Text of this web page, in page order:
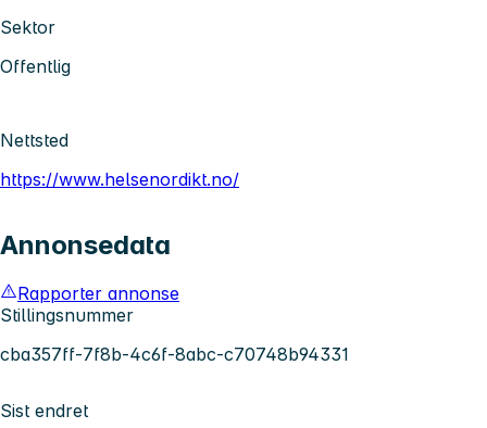
Sektor
Offentlig
Nettsted
https://www.helsenordikt.no/
Annonsedata
Rapporter annonse
Stillingsnummer
cba357ff-7f8b-4c6f-8abc-c70748b94331
Sist endret